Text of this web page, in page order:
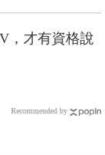
，才有資格說
Recommended by